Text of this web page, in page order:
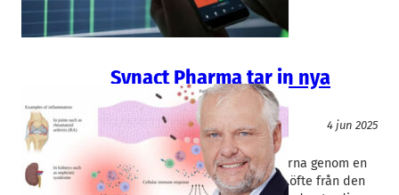
Rapidus har listan på…
Synact Pharma tar in nya
pengar – igen
Läkemedel
4 jun 2025
Synact Pharma
Jeppe Øvlesen
Synact Pharma stärker finanserna genom en
riktad nyemission och ett lånelöfte från den